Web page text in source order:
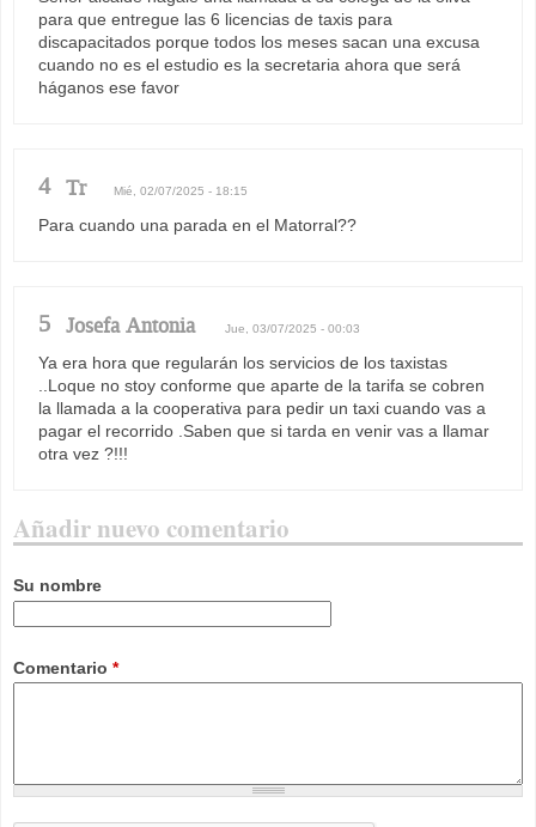
para que entregue las 6 licencias de taxis para
discapacitados porque todos los meses sacan una excusa
cuando no es el estudio es la secretaria ahora que será
háganos ese favor
4 Tr Mié, 02/07/2025 - 18:15
Para cuando una parada en el Matorral??
5 Josefa Antonia Jue, 03/07/2025 - 00:03
Ya era hora que regularán los servicios de los taxistas
..Loque no stoy conforme que aparte de la tarifa se cobren
la llamada a la cooperativa para pedir un taxi cuando vas a
pagar el recorrido .Saben que si tarda en venir vas a llamar
otra vez ?!!!
Añadir nuevo comentario
Su nombre
Comentario *